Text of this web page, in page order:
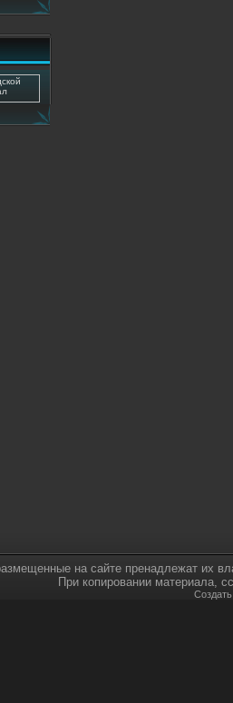
на сайте пренадлежат их
При копировании материала,